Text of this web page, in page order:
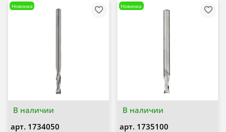
В наличии
Новинка
арт. 1734050
В наличии
Новинка
арт. 1735100